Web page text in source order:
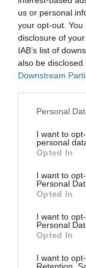
us or personal
your opt-out.
disclosure of
IAB’s list of
also be
Downstream
Personal
I want to
personal
Opted In
I want to
Personal
Opted In
I want to
Personal
Opted In
I want to
Retention,
ΣτοAudiovisual
παρουσιαστούν
τον κόσμο σε
από το χώρο της
Moderator
Campus
επιτροπή
Πράγας και του
Φέτος στο
δημιουργηθεί ένα
σύμπραξη αυτή
ολοκληρωμένων